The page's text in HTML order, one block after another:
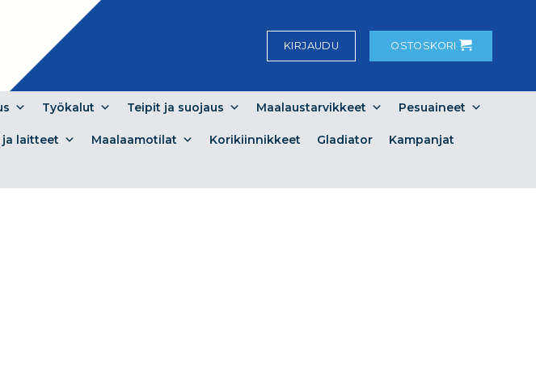
KIRJAUDU OSTOSKORI
Työkalut Teipit ja suojaus Maalaustarvikkeet Pesuaineet
ja laitteet Maalaamotilat Korikiinnikkeet Gladiator Kampanjat